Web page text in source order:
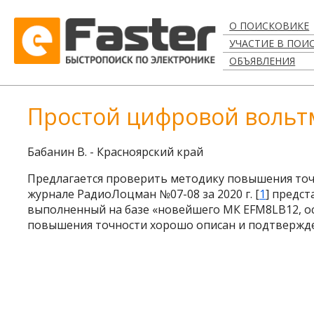
О ПОИСКОВИКЕ
УЧАСТИЕ В
ОБЪЯВЛЕНИЯ
Простой цифровой
Бабанин В. - Красноярский край
Предлагается проверить методику повышения
журнале РадиоЛоцман №07-08 за 2020 г. [1]
выполненный на базе «новейшего МК EFM8LB12,
повышения точности хорошо описан и